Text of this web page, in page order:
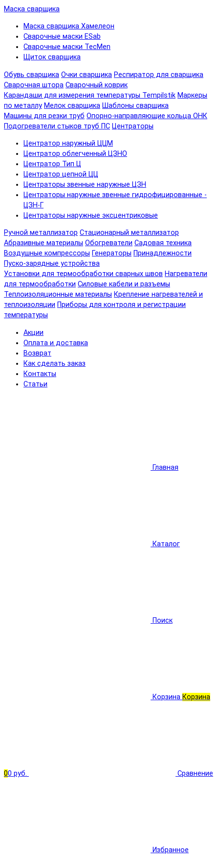
Маска сварщика
Маска сварщика Хамелеон
Сварочные маски ESab
Сварочные маски TecMen
Щиток сварщика
Обувь сварщика Очки сварщика Респиратор для сварщика
Сварочная штора Сварочный коврик
Карандаши для измерения температуры Tempilstik Маркеры
по металлу Мелок сварщика Шаблоны сварщика
Машины для резки труб Опорно-направляющие кольца ОНК
Подогреватели стыков труб ПС Центраторы
Центратор наружный ЦЦМ
Центратор облегченный ЦЗНО
Центратор Тип Ц
Центратор цепной ЦЦ
Центраторы звенные наружные ЦЗН
Центраторы наружные звенные гидрофицированные -
ЦЗН-Г
Центраторы наружные эксцентриковые
Ручной металлизатор Стационарный металлизатор
Абразивные материалы Обогреватели Садовая техника
Воздушные компрессоры Генераторы Принадлежности
Пуско-зарядные устройства
Установки для термообработки сварных швов Нагреватели
для термообработки Силовые кабели и разъемы
Теплоизоляционные материалы Крепление нагревателей и
теплоизоляции Приборы для контроля и регистрации
температуры
Акции
Оплата и доставка
Возврат
Как сделать заказ
Контакты
Статьи
Главная
Каталог
Поиск
Корзина Корзина
00 руб. Сравнение
Избранное